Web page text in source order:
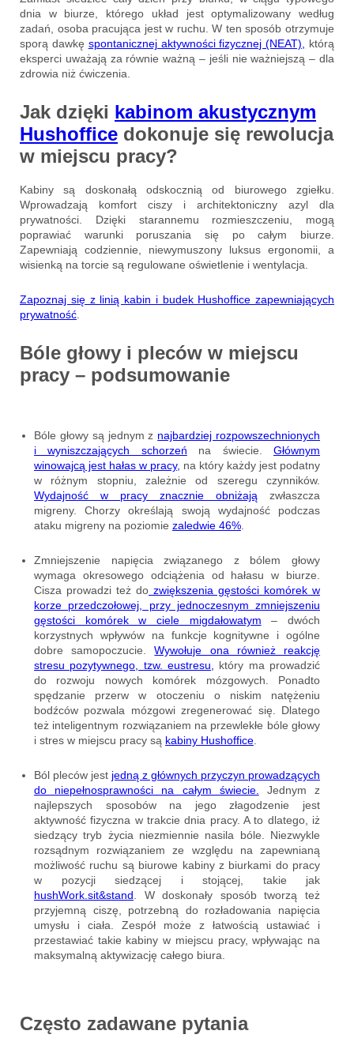
dnia w biurze, którego układ jest optymalizowany według
zadań, osoba pracująca jest w ruchu. W ten sposób otrzymuje
sporą dawkę spontanicznej aktywności fizycznej (NEAT),
którą
eksperci uważają za równie ważną – jeśli nie ważniejszą – dla
zdrowia niż ćwiczenia.
Jak dzięki kabinom akustycznym
Hushoffice dokonuje się rewolucja
w miejscu pracy?
Kabiny są doskonałą odskocznią od biurowego zgiełku.
Wprowadzają komfort ciszy i architektoniczny azyl dla
prywatności. Dzięki starannemu rozmieszczeniu, mogą
poprawiać warunki poruszania się po całym biurze.
Zapewniają codziennie, niewymuszony luksus ergonomii, a
wisienką na torcie są regulowane oświetlenie i wentylacja.
Zapoznaj się z linią kabin i budek Hushoffice zapewniających
prywatność.
Bóle głowy i pleców w miejscu
pracy – podsumowanie
Bóle głowy są jednym z najbardziej rozpowszechnionych
i wyniszczających schorzeń na świecie.Głównym
winowajcą jest hałas w pracy, na który każdy jest podatny
w różnym stopniu, zależnie od szeregu czynników.
Wydajność w pracy znacznie obniżają zwłaszcza
migreny. Chorzy określają swoją wydajność podczas
ataku migreny na poziomie zaledwie 46%
Zmniejszenie napięcia związanego z bólem głowy
wymaga okresowego odciążenia od hałasu w biurze.
Cisza prowadzi też do zwiększenia gęstości komórek w
korze przedczołowej, przy jednoczesnym zmniejszeniu
gęstości komórek w ciele migdałowatym – dwóch
korzystnych wpływów na funkcje kognitywne i ogólne
dobre samopoczucie.Wywołuje ona również reakcję
stresu pozytywnego, tzw. eustresu,
który ma prowadzić
do rozwoju nowych komórek mózgowych. Ponadto
spędzanie przerw w otoczeniu o niskim natężeniu
bodźców pozwala mózgowi zregenerować się. Dlatego
też inteligentnym rozwiązaniem na przewlekłe bóle głowy
i stres w miejscu pracy są kabiny Hushoffice
Ból pleców jest jedną z głównych przyczyn prowadzących
do niepełnosprawności na całym świecie.
Jednym z
najlepszych sposobów na jego złagodzenie jest
aktywność fizyczna w trakcie dnia pracy. A to dlatego, iż
siedzący tryb życia niezmiennie nasila bóle. Niezwykle
rozsądnym rozwiązaniem ze względu na zapewnianą
możliwość ruchu są biurowe kabiny z biurkami do pracy
w pozycji siedzącej i stojącej, takie jak
hushWork.sit&stand . W doskonały sposób tworzą też
przyjemną ciszę, potrzebną do rozładowania napięcia
umysłu i ciała. Zespół może z łatwością ustawiać i
przestawiać takie kabiny w miejscu pracy, wpływając na
maksymalną aktywizację całego biura.
Często zadawane pytania